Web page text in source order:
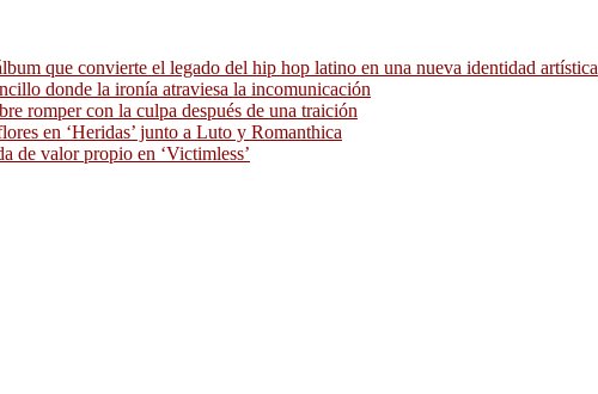
que convierte el legado del hip hop latino en una nueva identidad artística
donde la ironía atraviesa la incomunicación
romper con la culpa después de una traición
en ‘Heridas’ junto a Luto y Romanthica
de valor propio en ‘Victimless’